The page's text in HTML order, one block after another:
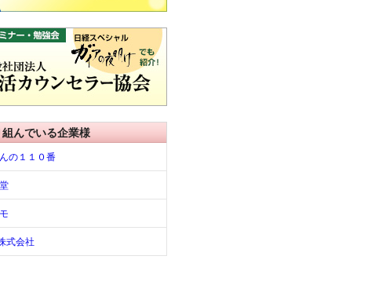
んでいる企業様
の１１０番
式会社